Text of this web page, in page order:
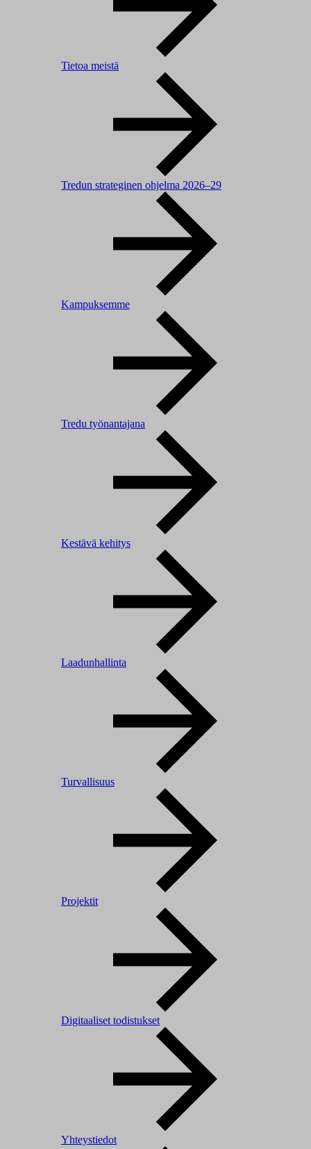
Tietoa meistä
Tredun strateginen ohjelma 2026–29
Kampuksemme
Tredu työnantajana
Kestävä kehitys
Laadunhallinta
Turvallisuus
Projektit
Digitaaliset todistukset
Yhteystiedot